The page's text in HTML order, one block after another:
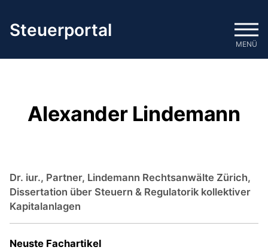
Inhalt
springen
Steuerportal
MENÜ
Alexander Lindemann
Dr. iur., Partner, Lindemann Rechtsanwälte Zürich,
Dissertation über Steuern & Regulatorik kollektiver
Kapitalanlagen
Neuste Fachartikel